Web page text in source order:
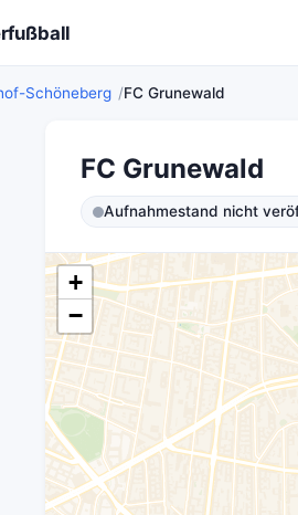
Schöneberg FC Grunewald
FC Grunewald
Aufnahmestand nicht
+
−